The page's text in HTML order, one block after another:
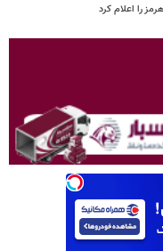
را اعلام کرد